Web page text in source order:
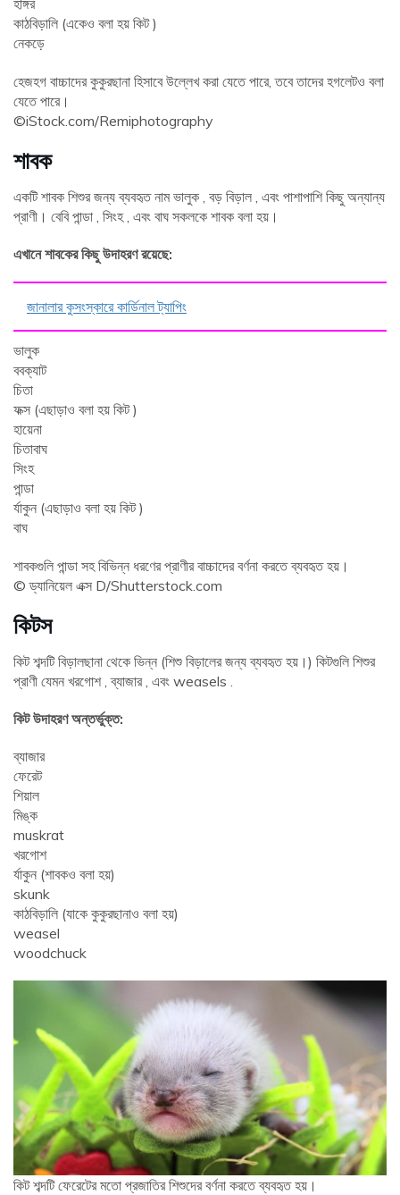
হাঙ্গর
কাঠবিড়ালি (একেও বলা হয় কিট )
নেকড়ে
হেজহগ বাচ্চাদের কুকুরছানা হিসাবে উল্লেখ করা যেতে পারে, তবে তাদের হগলেটও বলা
যেতে পারে।
©iStock.com/Remiphotography
শাবক
একটি শাবক শিশুর জন্য ব্যবহৃত নাম ভালুক , বড় বিড়াল , এবং পাশাপাশি কিছু অন্যান্য
প্রাণী। বেবি পান্ডা , সিংহ , এবং বাঘ সকলকে শাবক বলা হয়।
এখানে শাবকের কিছু উদাহরণ রয়েছে:
জানালার কুসংস্কারে কার্ডিনাল ট্যাপিং
ভালুক
ববক্যাট
চিতা
ফক্স (এছাড়াও বলা হয় কিট )
হায়েনা
চিতাবাঘ
সিংহ
পান্ডা
র্যাকুন (এছাড়াও বলা হয় কিট )
বাঘ
শাবকগুলি পান্ডা সহ বিভিন্ন ধরণের প্রাণীর বাচ্চাদের বর্ণনা করতে ব্যবহৃত হয়।
© ড্যানিয়েল এক্স D/Shutterstock.com
কিটস
কিট শব্দটি বিড়ালছানা থেকে ভিন্ন (শিশু বিড়ালের জন্য ব্যবহৃত হয়।) কিটগুলি শিশুর
প্রাণী যেমন খরগোশ , ব্যাজার , এবং weasels .
কিট উদাহরণ অন্তর্ভুক্ত:
ব্যাজার
ফেরেট
শিয়াল
মিঙ্ক
muskrat
খরগোশ
র্যাকুন (শাবকও বলা হয়)
skunk
কাঠবিড়ালি (যাকে কুকুরছানাও বলা হয়)
weasel
woodchuck
কিট শব্দটি ফেরেটের মতো প্রজাতির শিশুদের বর্ণনা করতে ব্যবহৃত হয়।